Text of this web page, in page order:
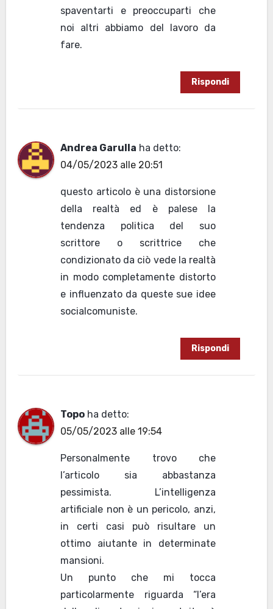
spaventarti e preoccuparti che
noi altri abbiamo del lavoro da
fare.
Rispondi
Andrea Garulla ha detto:
04/05/2023 alle 20:51
questo articolo è una distorsione
della realtà ed è palese la
tendenza politica del suo
scrittore o scrittrice che
condizionato da ciò vede la realtà
in modo completamente distorto
e influenzato da queste sue idee
socialcomuniste.
Rispondi
Topo ha detto:
05/05/2023 alle 19:54
Personalmente trovo che
l’articolo sia abbastanza
pessimista. L’intelligenza
artificiale non è un pericolo, anzi,
in certi casi può risultare un
ottimo aiutante in determinate
mansioni.
Un punto che mi tocca
particolarmente riguarda “l’era